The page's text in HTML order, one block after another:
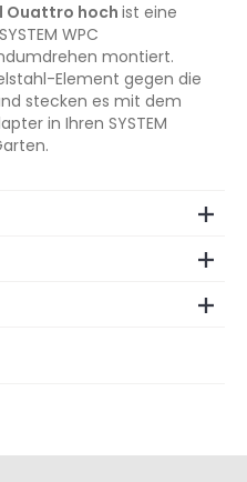
Ouattro hoch ist eine
WPC
montiert.
Element gegen die
stecken es mit dem
in Ihren SYSTEM